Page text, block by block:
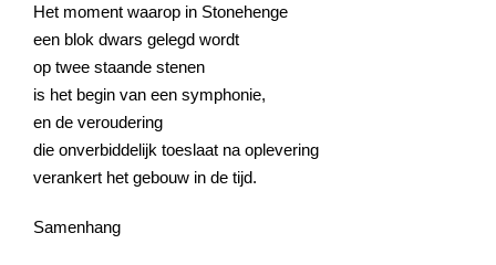
Het moment waarop in Stonehenge
een blok dwars gelegd wordt
op twee staande stenen
is het begin van een symphonie,
en de veroudering
die onverbiddelijk toeslaat na oplevering
verankert het gebouw in de tijd.
Samenhang